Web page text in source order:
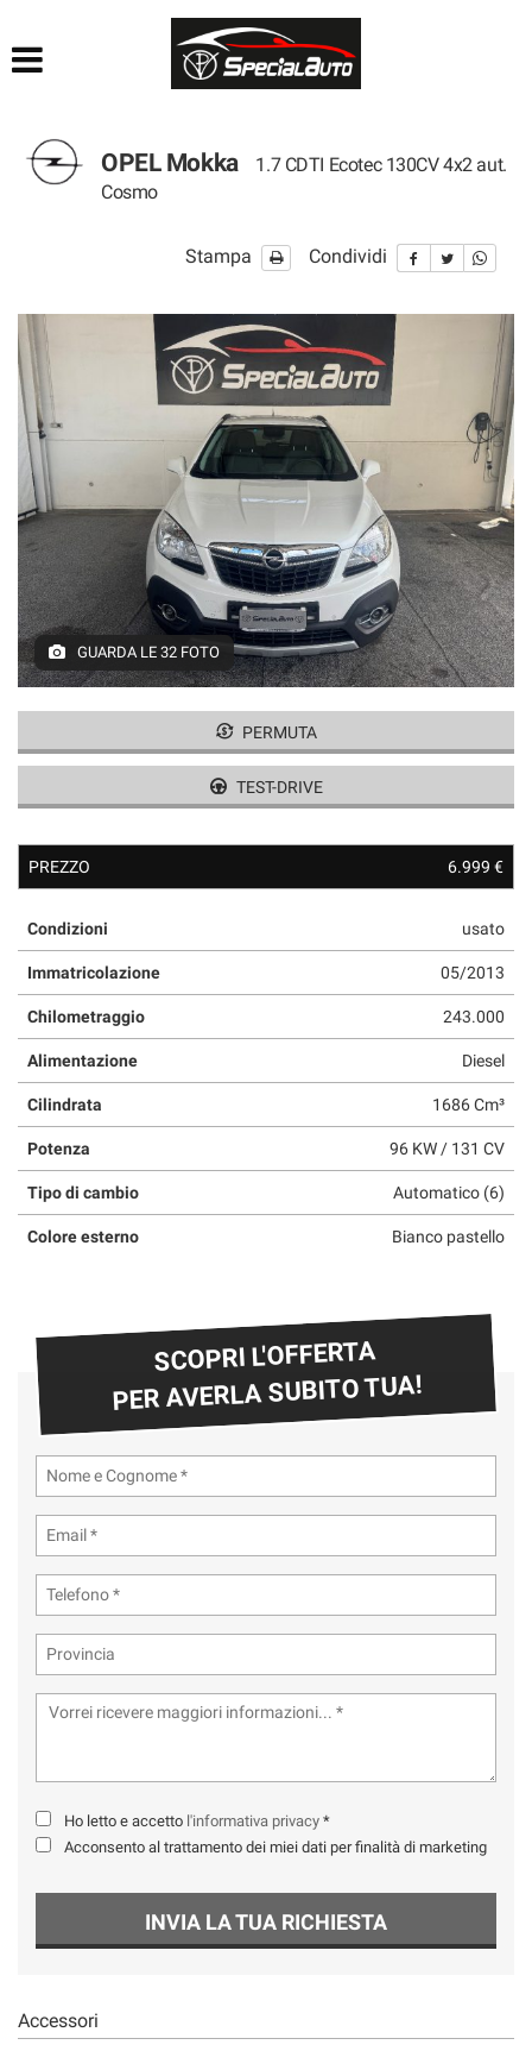
LISTA VEICOLI
PRATICHE AUTO
CONTATTI
ACQUISTIAMO USATO
SEGUICI SU FACEBOOK
OPEL Mokka
1.7 CDTI Ecotec 130CV 4x2 aut.
Cosmo
Stampa Condividi
GUARDA LE 32 FOTO
PERMUTA
TEST-DRIVE
PREZZO 6.999 €
Condizioni usato
Immatricolazione 05/2013
Chilometraggio 243.000
Alimentazione Diesel
Cilindrata 1686 Cm³
Potenza 96 KW / 131 CV
Tipo di cambio Automatico (6)
Colore esterno Bianco pastello
SCOPRI L'OFFERTA
PER AVERLA SUBITO TUA!
Ho letto e accetto l'informativa privacy *
Acconsento al trattamento dei miei dati per finalità di marketing
INVIA LA TUA RICHIESTA
Accessori